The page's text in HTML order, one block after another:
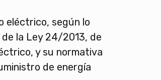
eléctrico, según lo
la Ley 24/2013, de
y su normativa
de energía